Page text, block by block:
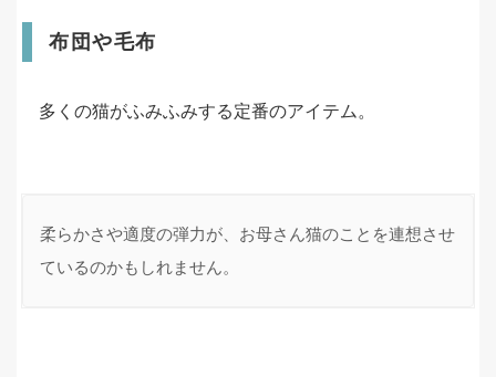
布団や毛布
多くの猫がふみふみする定番のアイテム。
柔らかさや適度の弾力が、お母さん猫のことを連想させ
ているのかもしれません。